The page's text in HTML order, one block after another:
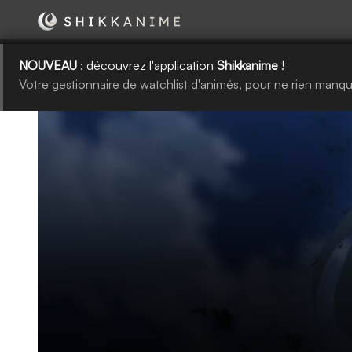
NOUVEAU : découvrez l'application Shikkanime !
Votre gestionnaire de watchlist d'animés, pour ne rien